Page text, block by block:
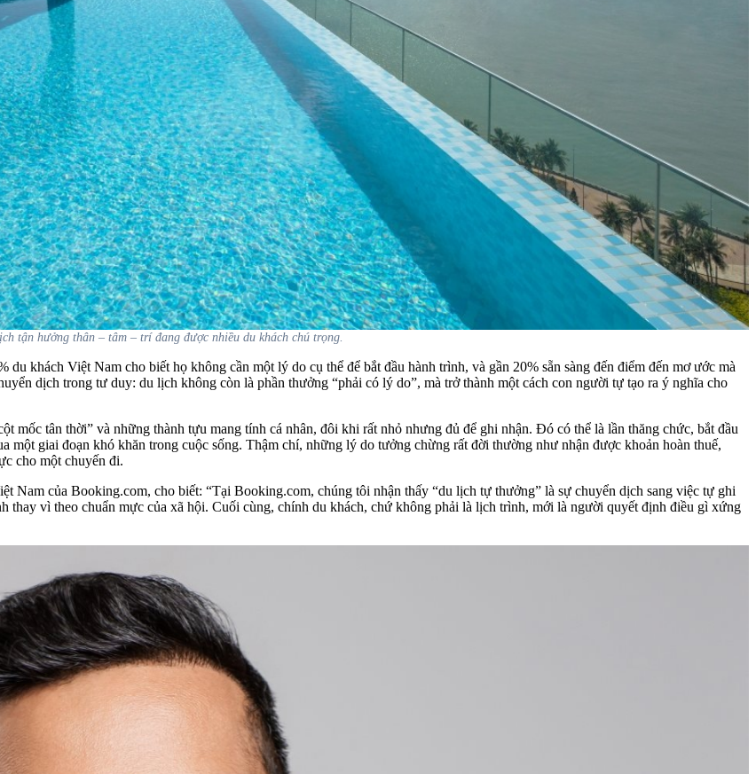
tận hưởng thân – tâm – trí đang được nhiều du khách chú trọng.
khách Việt Nam cho biết họ không cần một lý do cụ thể để bắt đầu hành trình, và gần 20% sẵn sàng đến điểm đến mơ ước mà
dịch trong tư duy: du lịch không còn là phần thưởng “phải có lý do”, mà trở thành một cách con người tự tạo ra ý nghĩa cho
tân thời” và những thành tựu mang tính cá nhân, đôi khi rất nhỏ nhưng đủ để ghi nhận. Đó có thể là lần thăng chức, bắt đầu
một giai đoạn khó khăn trong cuộc sống. Thậm chí, những lý do tưởng chừng rất đời thường như nhận được khoản hoàn thuế,
cho một chuyến đi.
Nam của Booking.com, cho biết: “Tại Booking.com, chúng tôi nhận thấy “du lịch tự thưởng” là sự chuyển dịch sang việc tự ghi
thay vì theo chuẩn mực của xã hội. Cuối cùng, chính du khách, chứ không phải là lịch trình, mới là người quyết định điều gì xứng